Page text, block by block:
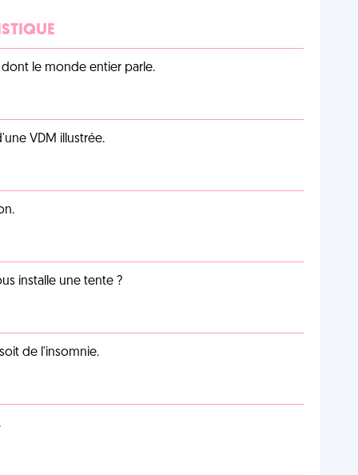
dont le monde entier parle.
VDM illustrée.
installe une tente ?
de l'insomnie.